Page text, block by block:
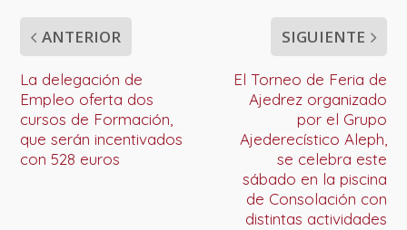
ANTERIOR
La delegación de
Empleo oferta dos
cursos de Formación,
que serán incentivados
con 528 euros
SIGUIENTE
El Torneo de Feria de
Ajedrez organizado
por el Grupo
Ajederecístico Aleph,
se celebra este
sábado en la piscina
de Consolación con
distintas actividades